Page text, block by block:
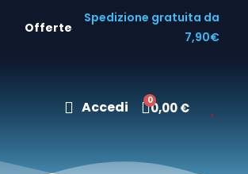
Offerte
Spedizione gratuita da
7,90€
Accedi 0,00 €